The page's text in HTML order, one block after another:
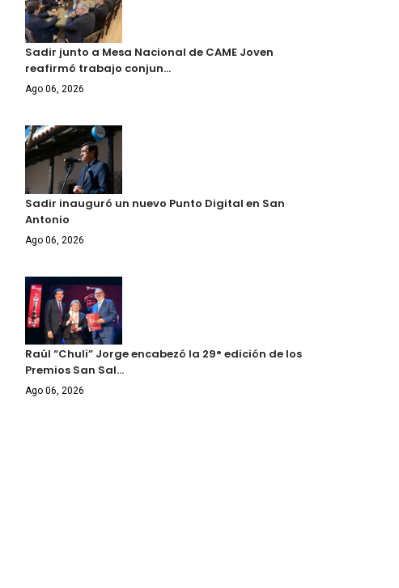
Sadir junto a Mesa Nacional de CAME Joven
reafirmó trabajo conjun…
Ago 06, 2026
Sadir inauguró un nuevo Punto Digital en San
Antonio
Ago 06, 2026
Raúl “Chuli” Jorge encabezó la 29° edición de los
Premios San Sal…
Ago 06, 2026